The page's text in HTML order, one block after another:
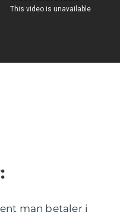
man betaler i